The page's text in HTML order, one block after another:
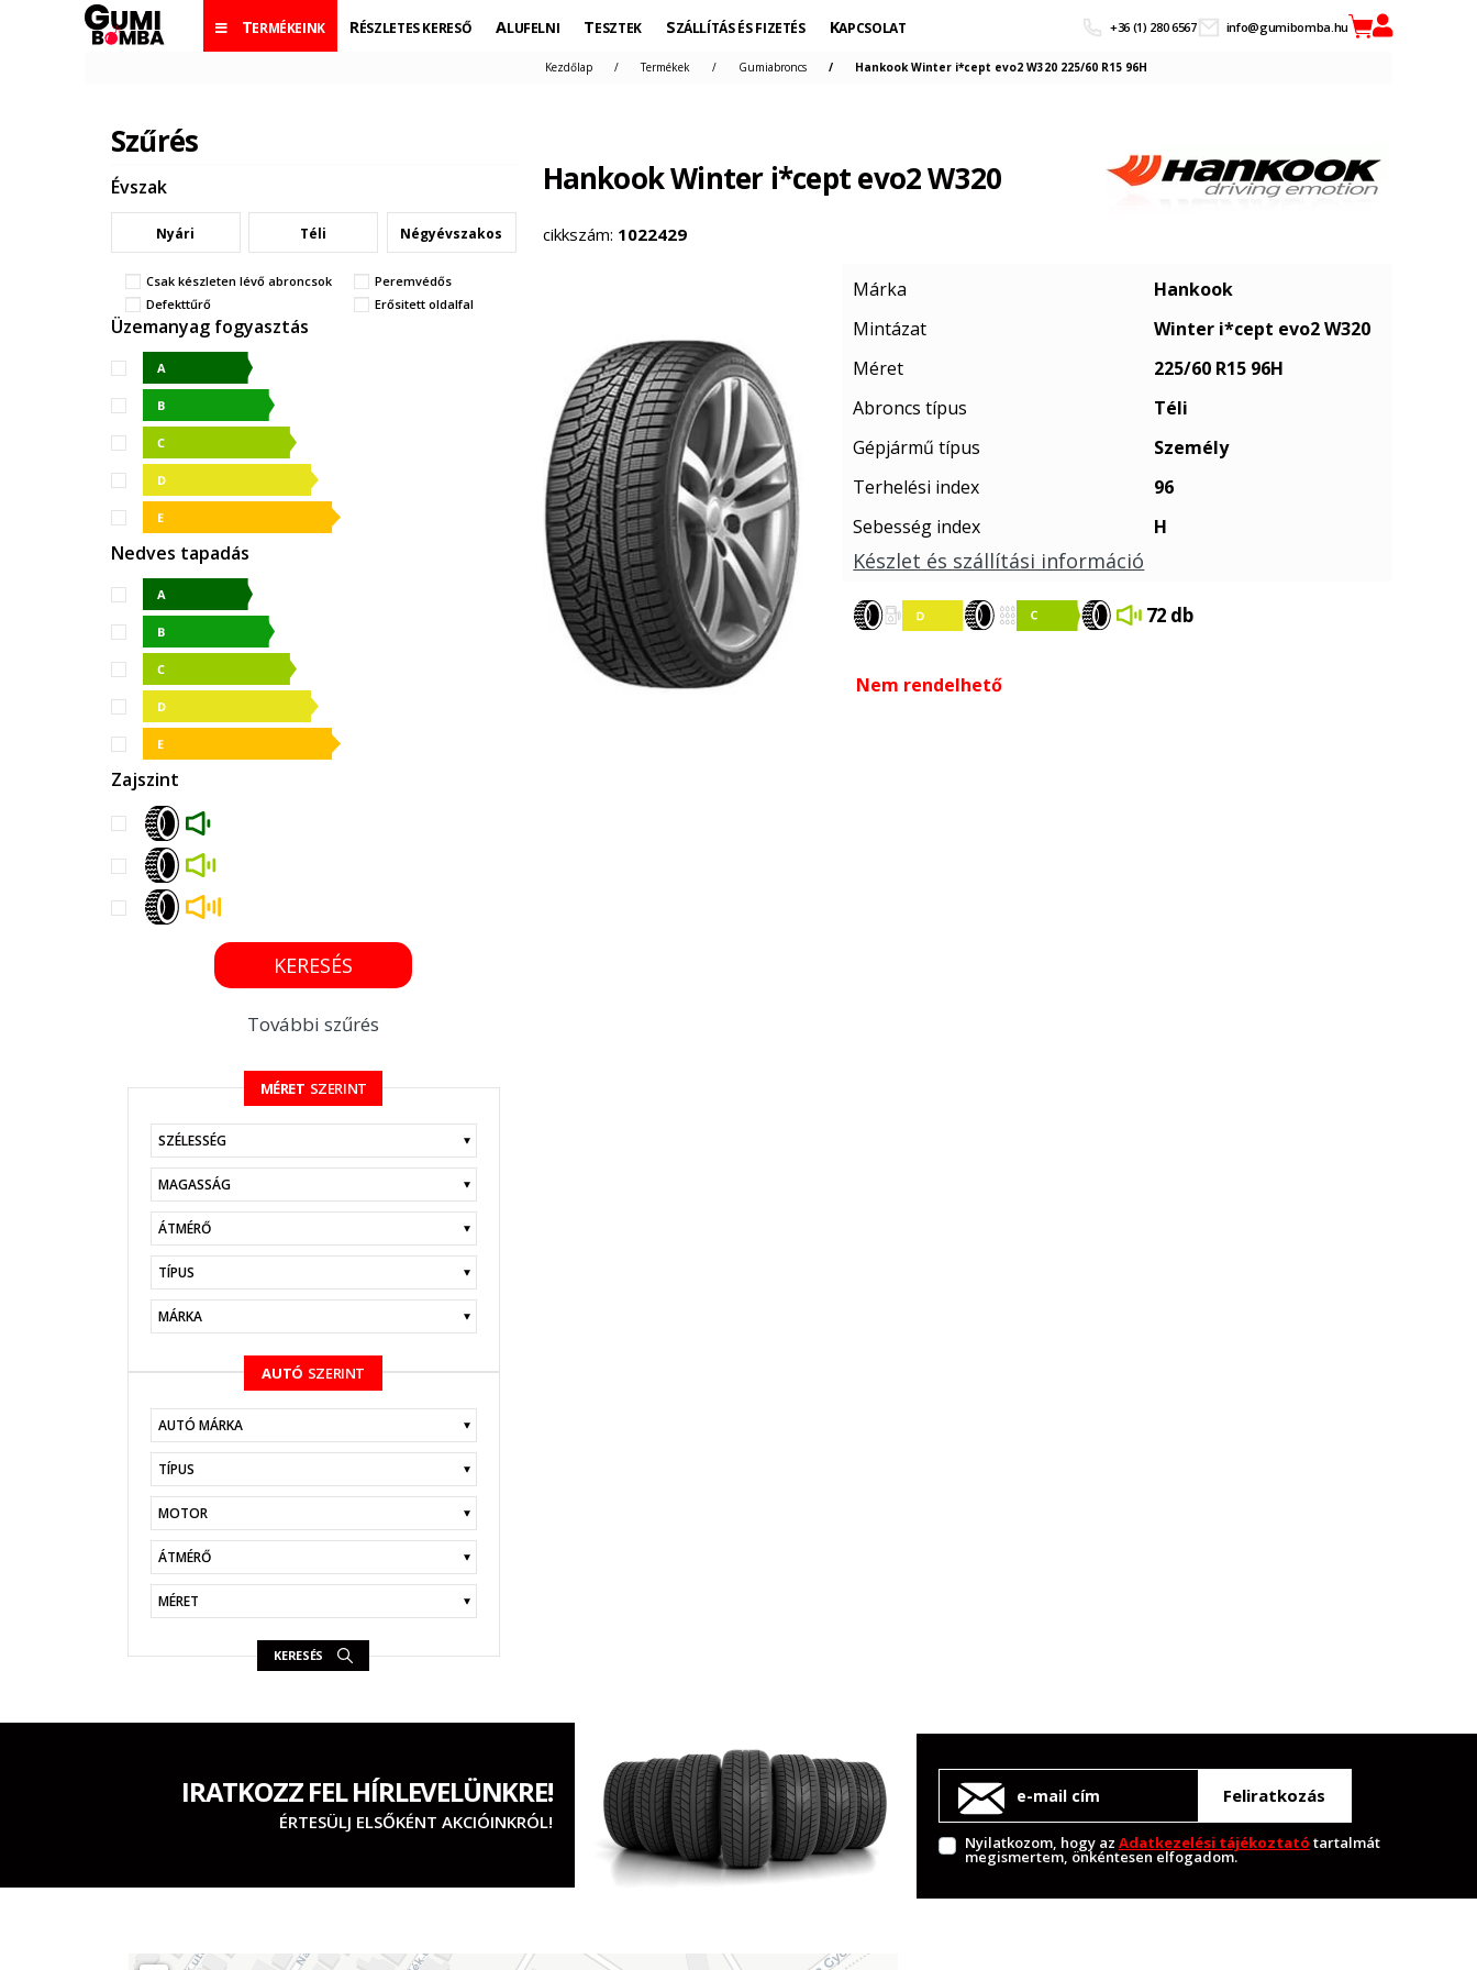
TERMÉKEINK RÉSZLETES KERESŐ ALUFELNI TESZTEK SZÁLLÍTÁS ÉS FIZETÉS KAPCSOLAT +36 (1) 280 6567 info@gumibomba.hu
Szűrés
Évszak
Nyári Téli Négyévszakos
Csak készleten lévő abroncsok
Peremvédős
Defekttűrő
Erősitett oldalfal
Üzemanyag fogyasztás
Nedves tapadás
Zajszint
KERESÉS
További szűrés
MÉRET SZERINT
KERESÉS
AUTÓ SZERINT
KERESÉS
Kezdőlap Termékek Gumiabroncs Hankook Winter i*cept evo2 W320 225/60 R15 96H
Hankook Winter i*cept evo2 W320
cikkszám: 1022429
Márka
Hankook
Mintázat
Winter i*cept evo2 W320
Méret
225/60 R15 96H
Abroncs típus
Téli
Gépjármű típus
Személy
Terhelési index
96
Sebesség index
H
Készlet és szállítási információ
72 db
Nem rendelhető
IRATKOZZ FEL HÍRLEVELÜNKRE!
ÉRTESÜLJ ELSŐKÉNT AKCIÓINKRÓL!
Feliratkozás
Nyilatkozom, hogy az Adatkezelési tájékoztató tartalmát
megismertem, önkéntesen elfogadom.